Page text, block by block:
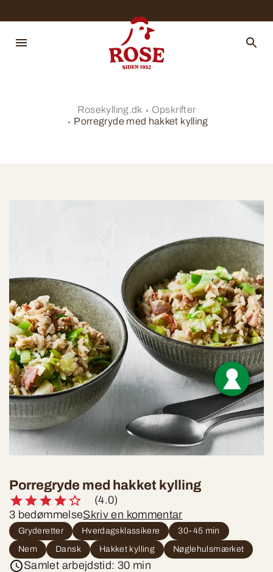
Rosekylling.dk
Opskrifter
Porregryde med hakket kylling
Porregryde med hakket kylling
(4.0)
3 bedømmelseSkriv en kommentar
Gryderetter Hverdagsklassikere
30-45 min
Nem
Dansk Hakket kylling Nøglehulsmærket
Samlet arbejdstid: 30 min